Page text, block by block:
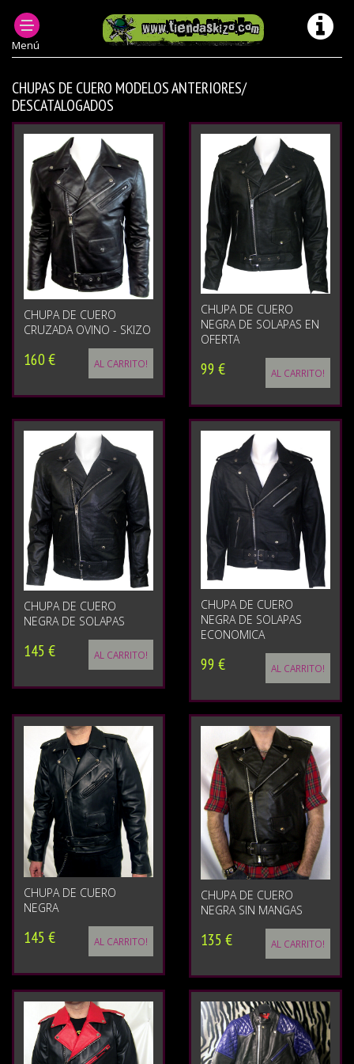
Menú
PRODUCTOS DESCATALOGADOS
CHUPAS DE CUERO MODELOS ANTERIORES/
DESCATALOGADOS
CHUPA DE CUERO
CRUZADA OVINO - SKIZO
160 € AL CARRITO!
CHUPA DE CUERO
NEGRA DE SOLAPAS EN
OFERTA
99 € AL CARRITO!
CHUPA DE CUERO
NEGRA DE SOLAPAS
145 € AL CARRITO!
CHUPA DE CUERO
NEGRA DE SOLAPAS
ECONOMICA
99 € AL CARRITO!
CHUPA DE CUERO
NEGRA
145 € AL CARRITO!
CHUPA DE CUERO
NEGRA SIN MANGAS
135 € AL CARRITO!